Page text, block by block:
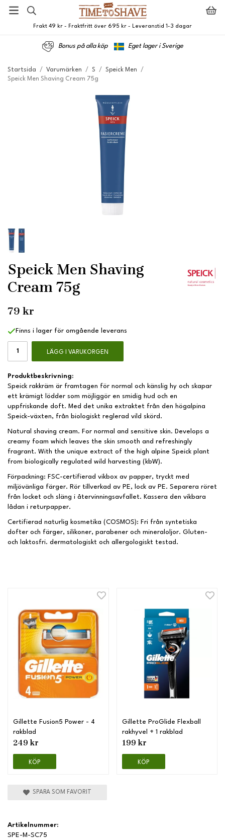
Frakt 49 kr - Fraktfritt över 695 kr - Leveranstid 1-3 dagar
Bonus på alla köp Eget lager i Sverige
Startsida / Varumärken / S / Speick Men
/
Speick Men Shaving Cream 75g
Speick Men Shaving
Cream 75g
79 kr
Finns i lager för omgående leverans
LÄGG I VARUKORGEN
Produktbeskrivning:
Speick rakkräm är framtagen för normal och känslig hy och skapar
ett krämigt lödder som möjliggör en smidig hud och en
uppfriskande doft. Med det unika extraktet från den högalpina
Speick-växten, från biologiskt reglerad vild skörd.
Natural shaving cream. For normal and sensitive skin. Develops a
creamy foam which leaves the skin smooth and refreshingly
fragrant. With the unique extract of the high alpine Speick plant
from biologically regulated wild harvesting (kbW).
Förpackning: FSC-certifierad vikbox av papper, tryckt med
miljövänliga färger. Rör tillverkad av PE, lock av PE. Separera röret
från locket och släng i återvinningsavfallet. Kassera den vikbara
lådan i returpapper.
Certifierad naturlig kosmetika (COSMOS): Fri från syntetiska
dofter och färger, silikoner, parabener och mineraloljor. Gluten-
och laktosfri. dermatologiskt och allergologiskt testad.
Gillette Fusion5 Power - 4
rakblad
249 kr
KÖP
Gillette ProGlide Flexball
rakhyvel + 1 rakblad
199 kr
KÖP
SPARA SOM FAVORIT
Artikelnummer:
SPE-M-SC75